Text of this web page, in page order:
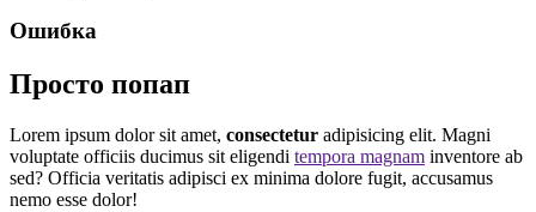
Ошибка
Просто попап
Lorem ipsum dolor sit amet, consectetur adipisicing elit. Magni
voluptate officiis ducimus sit eligendi tempora magnam inventore ab
sed? Officia veritatis adipisci ex minima dolore fugit, accusamus
nemo esse dolor!